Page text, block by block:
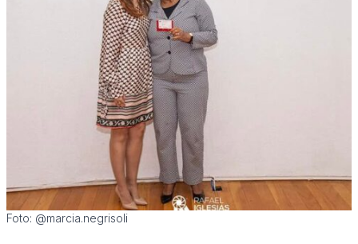
Foto: @marcia.negrisoli